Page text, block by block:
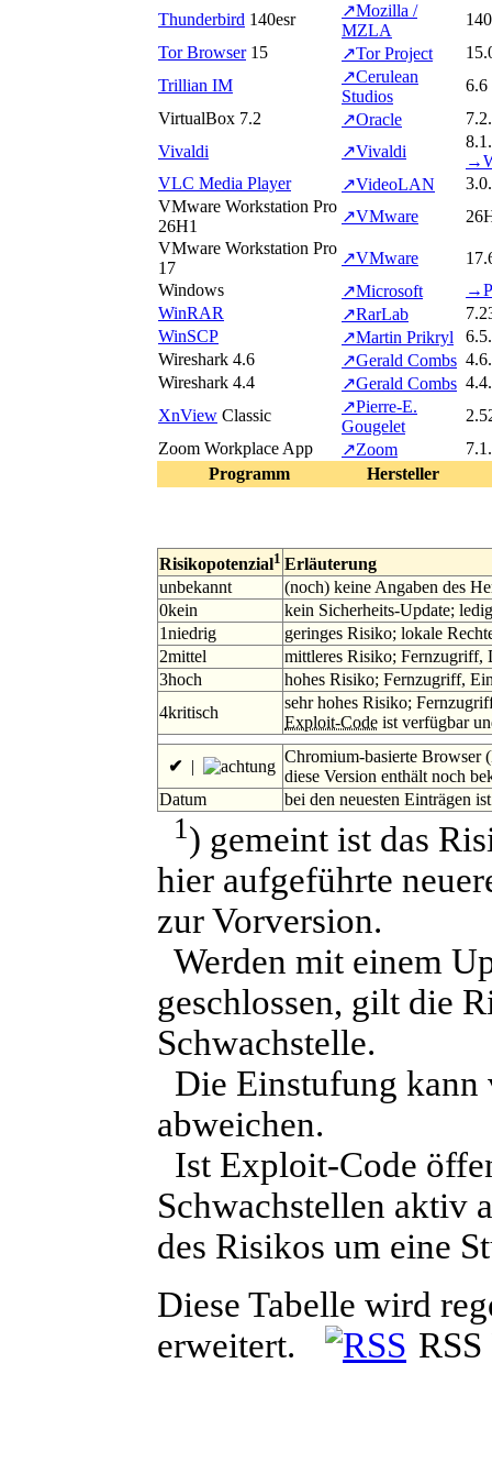
Programm Hersteller
Thunderbird 140esr ↗Mozilla /
MZLA
Tor Browser15 ↗Tor Project
Trillian IM
↗Cerulean
Studios
6.6
VirtualBox 7.2
↗Oracle
Vivaldi
↗Vivaldi
→
VLC Media Player
↗VideoLAN
VMware Workstation Pro
26H1
↗VMware
VMware Workstation Pro
17
↗VMware
Windows
↗Microsoft →
WinRAR
↗RarLab
WinSCP
↗Martin Prikryl
Wireshark 4.6
↗Gerald Combs
Wireshark 4.4
↗Gerald Combs
XnView Classic ↗Pierre-E.
Gougelet
Zoom Workplace App
↗Zoom
Risikopotenzial1 Erläuterung
unbekannt
(noch) keine Angaben des
0kein
kein Sicherheits-Update;
1niedrig
geringes Risiko; lokale
2mittel
mittleres Risiko; Fernzugriff,
3hoch
hohes Risiko; Fernzugriff,
4kritisch
sehr hohes Risiko;
Exploit-Code ist verfügbar
✔ |
Chromium-basierte Browser (
diese Version enthält noch
Datum
bei den neuesten Einträgen
1) gemeint ist das
hier aufgeführte
zur Vorversion.
Werden mit einem
geschlossen, gilt die
Schwachstelle.
Die Einstufung kann
abweichen.
Ist Exploit-Code
Schwachstellen aktiv
des Risikos um eine
Diese Tabelle wird
erweitert.
RSS